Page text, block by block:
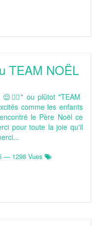
TEAM NOËL
ou plûtot "TEAM
comme les enfants
le Père Noël ce
pour toute la joie qu'il
— 1298 Vues